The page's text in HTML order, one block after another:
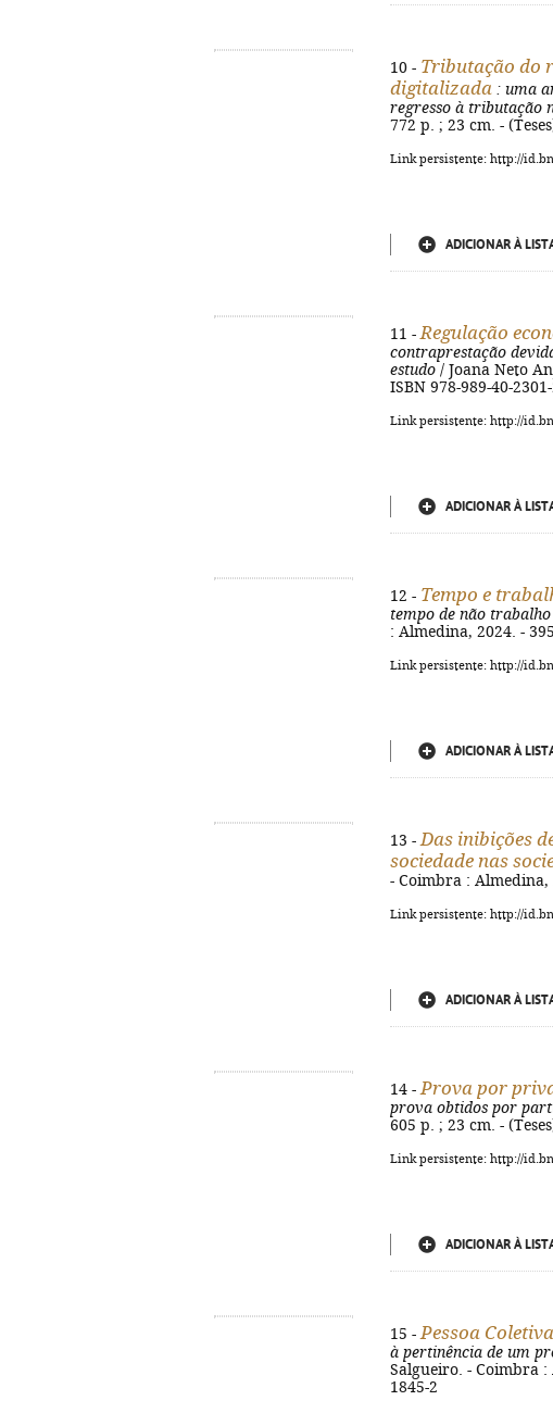
10 - Tributação do
digitalizada : uma
regresso à tributação
772 p. ; 23 cm. -
Link persistente: http://
ADICIONAR À
11 - Regulação
contraprestação
estudo / Joana Neto
ISBN 978-989-40-
Link persistente: http://
ADICIONAR À
12 - Tempo e
tempo de não
: Almedina, 2024. -
Link persistente: http://
ADICIONAR À
13 - Das inibições
sociedade nas
- Coimbra : Almedina,
Link persistente: http://
ADICIONAR À
14 - Prova por
prova obtidos por
605 p. ; 23 cm. -
Link persistente: http://
ADICIONAR À
15 - Pessoa
à pertinência de um
Salgueiro. - Coimbra :
1845-2